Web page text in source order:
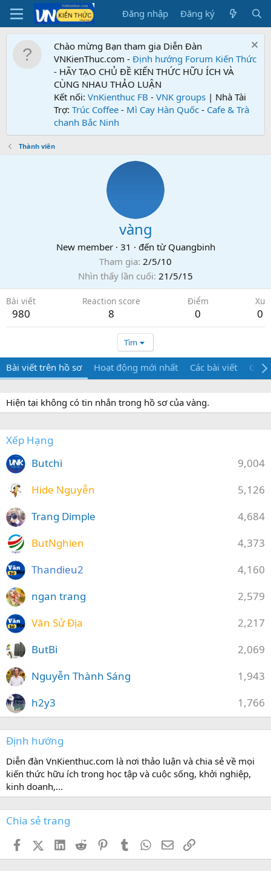
Đăng nhập Đăng ký
Chào mừng Bạn tham gia Diễn Đàn
VNKienThuc.com - Định hướng Forum Kiến Thức
- HÃY TẠO CHỦ ĐỀ KIẾN THỨC HỮU ÍCH VÀ
CÙNG NHAU THẢO LUẬN
Kết nối: VnKienthuc FB - VNK groups | Nhà Tài
Trợ: Trúc Coffee - Mì Cay Hàn Quốc - Cafe & Trà
chanh Bắc Ninh
Thành viên
vàng
New member · 31 · đến từ Quangbinh
Tham gia 2/5/10
Nhìn thấy lần cuối 21/5/15
Bài viết
980
Reaction score
8
Điểm
0
Xu
0
Tìm
Bài viết trên hồ sơ Hoạt động mới nhất Các bài viết Giới
Hiện tại không có tin nhắn trong hồ sơ của vàng.
Xếp Hạng
9,004
Butchi
5,126
Hide Nguyễn
4,684
Trang Dimple
4,373
ButNghien
4,160
Thandieu2
2,579
ngan trang
2,217
Văn Sử Địa
2,069
ButBi
1,943
Nguyễn Thành Sáng
1,766
h2y3
Định hướng
Diễn đàn VnKienthuc.com là nơi thảo luận và chia sẻ về mọi
kiến thức hữu ích trong học tập và cuộc sống, khởi nghiệp,
kinh doanh,...
Chia sẻ trang
FacebookX (Twitter)
LinkedIn
Reddit PinterestTumblr WhatsApp
EmailLink